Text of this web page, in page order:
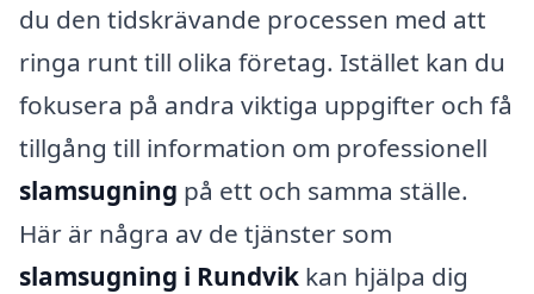
du den tidskrävande processen med att
ringa runt till olika företag. Istället kan du
fokusera på andra viktiga uppgifter och få
tillgång till information om professionell
slamsugning på ett och samma ställe.
Här är några av de tjänster som
slamsugning i Rundvik kan hjälpa dig